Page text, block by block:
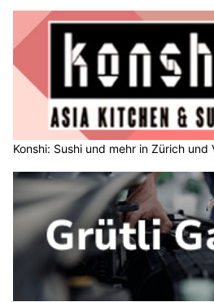
Konshi: Sushi und mehr in Zürich und